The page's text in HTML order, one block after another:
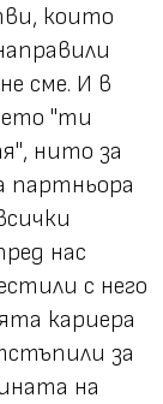
които
сме. И в
"ти
, нито за
партньора
нас
с него
кариера
за
на